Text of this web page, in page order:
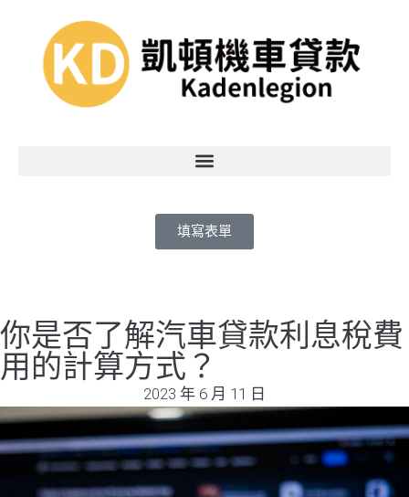
填寫表單
你是否了解汽車貸款利息稅費
用的計算方式？
2023 年 6 月 11 日